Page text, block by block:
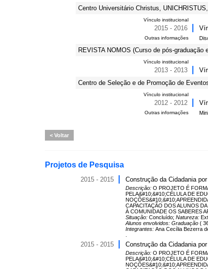
Centro Universitário Christus,
Vínculo institucional
2015 - 2016
Outras informações
REVISTA NOMOS (Curso de pós-graduação
Vínculo institucional
2013 - 2013
Centro de Seleção e de Promoção de
Vínculo institucional
2012 - 2012
Outras informações
Voltar
Projetos de Pesquisa
2015 - 2015 Construção da Cidadania
Descrição: O PROJETO É
PELA&#10;&#10;CÉLULA DE
CAPACITAÇÃO DOS ALUNOS
À COMUNIDADE OS SABERES
Situação: Concluído; Natureza:
Alunos envolvidos: Graduação (
Integrantes: Ana Cecília Bezerra
2015 - 2015 Construção da Cidadania
Descrição: O PROJETO É
PELA&#10;&#10;CÉLULA DE